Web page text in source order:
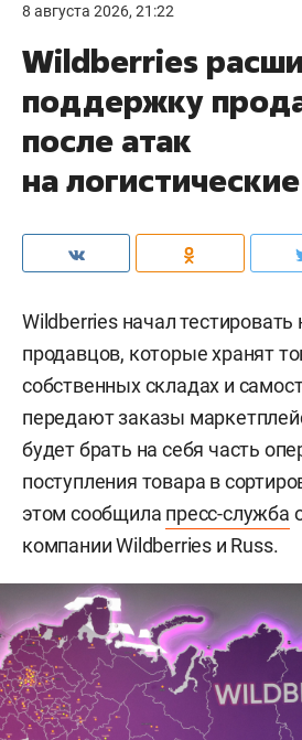
8 августа 2026, 21:22
Wildberries
поддержку
после атак
на
Wildberries начал тестировать
продавцов, которые хранят
собственных складах и
передают заказы
будет брать на себя часть
поступления товара в
этом сообщила пресс-служба
компании Wildberries и Russ.